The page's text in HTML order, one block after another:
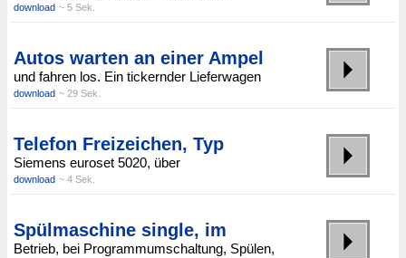
download ~ 5 Sek.
Autos warten an einer Ampel
und fahren los. Ein tickernder Lieferwagen
download ~ 29 Sek.
Telefon Freizeichen, Typ
Siemens euroset 5020, über
download ~ 4 Sek.
Spülmaschine single, im
Betrieb, bei Programmumschaltung, Spülen,